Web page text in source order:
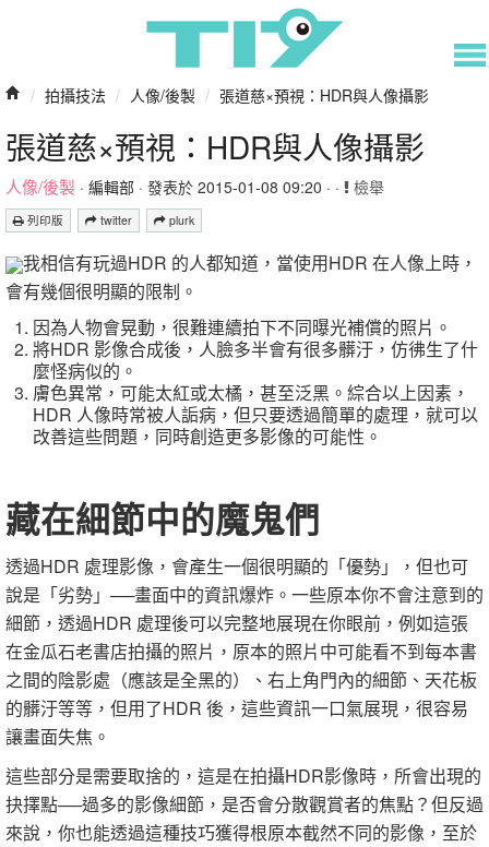
/ 拍攝技法 / 人像/後製 / 張道慈×預視：HDR與人像攝影
張道慈×預視：HDR與人像攝影
人像/後製 · 編輯部 · 發表於 2015-01-08 09:20 · · 檢舉
列印版 twitter plurk
我相信有玩過HDR 的人都知道，當使用HDR 在人像上時，
會有幾個很明顯的限制。
因為人物會晃動，很難連續拍下不同曝光補償的照片。
將HDR 影像合成後，人臉多半會有很多髒汙，仿彿生了什
麼怪病似的。
膚色異常，可能太紅或太橘，甚至泛黑。綜合以上因素，
HDR 人像時常被人詬病，但只要透過簡單的處理，就可以
改善這些問題，同時創造更多影像的可能性。
藏在細節中的魔鬼們
透過HDR 處理影像，會產生一個很明顯的「優勢」，但也可
說是「劣勢」──畫面中的資訊爆炸。一些原本你不會注意到的
細節，透過HDR 處理後可以完整地展現在你眼前，例如這張
在金瓜石老書店拍攝的照片，原本的照片中可能看不到每本書
之間的陰影處（應該是全黑的）、右上角門內的細節、天花板
的髒汙等等，但用了HDR 後，這些資訊一口氣展現，很容易
讓畫面失焦。
這些部分是需要取捨的，這是在拍攝HDR影像時，所會出現的
抉擇點──過多的影像細節，是否會分散觀賞者的焦點？但反過
來說，你也能透過這種技巧獲得根原本截然不同的影像，至於